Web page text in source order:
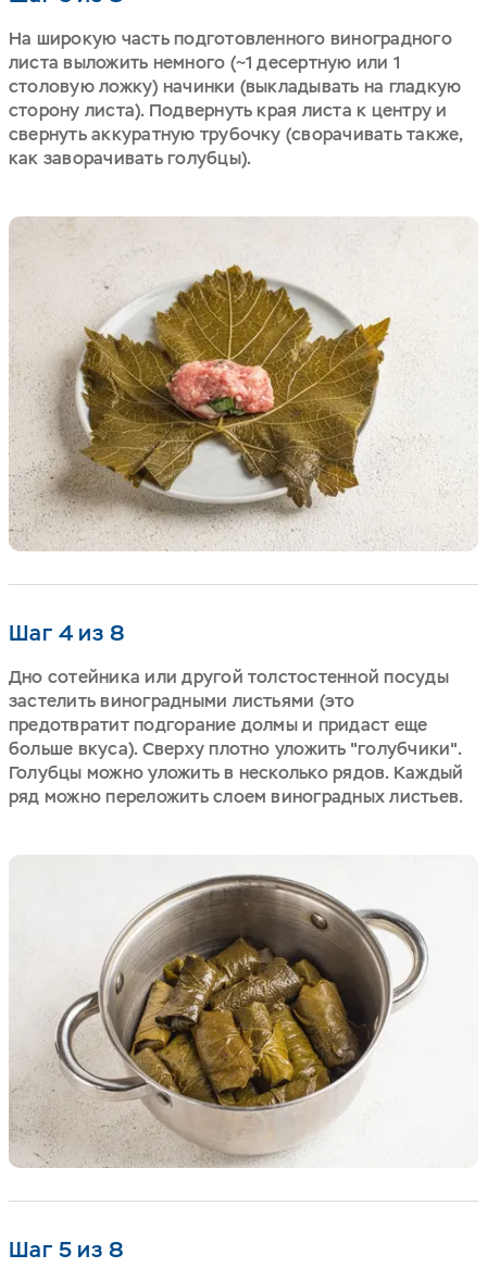
На широкую часть подготовленного виноградного
листа выложить немного (~1 десертную или 1
столовую ложку) начинки (выкладывать на гладкую
сторону листа). Подвернуть края листа к центру и
свернуть аккуратную трубочку (сворачивать также,
как заворачивать голубцы).
Шаг 4 из 8
Дно сотейника или другой толстостенной посуды
застелить виноградными листьями (это
предотвратит подгорание долмы и придаст еще
больше вкуса). Сверху плотно уложить "голубчики".
Голубцы можно уложить в несколько рядов. Каждый
ряд можно переложить слоем виноградных листьев.
Шаг 5 из 8